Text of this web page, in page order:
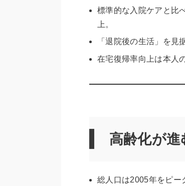
標準的な入院ケアと比
上。
「退院後の生活」を見
在宅復帰率向上は本人
高齢化が
総人口は2005年をピー